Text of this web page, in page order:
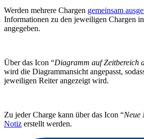
Werden mehrere Chargen gemeinsam
Informationen zu den jeweiligen Chargen
angegeben.
Über das Icon “Diagramm auf Zeitbereich
wird die Diagrammansicht angepasst,
jeweiligen Reiter angezeigt wird.
Zu jeder Charge kann über das Icon “Neue
Notiz erstellt werden.